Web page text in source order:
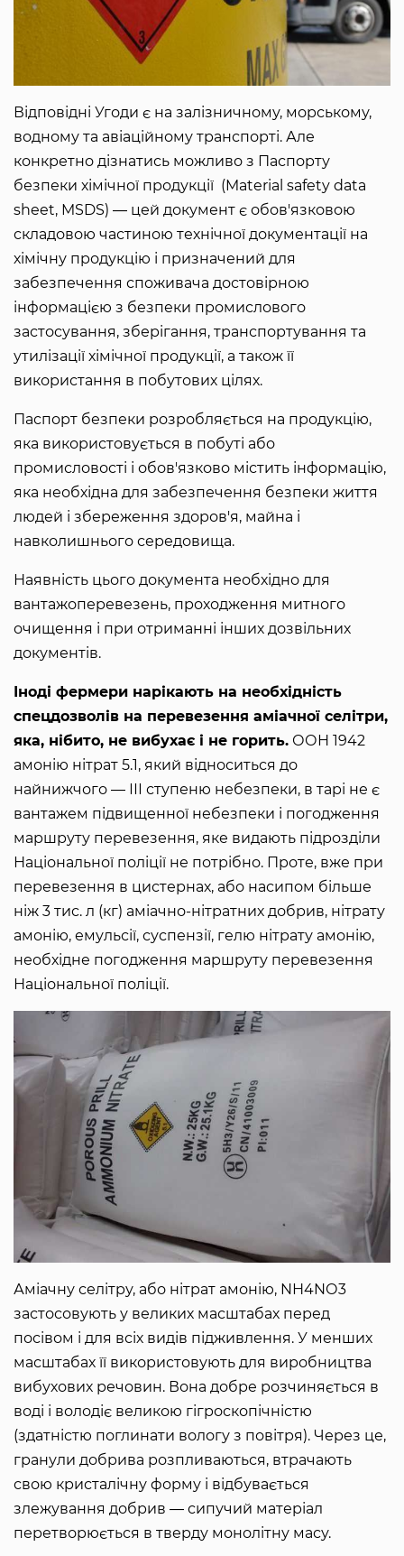
Відповідні Угоди є на залізничному, морському,
водному та авіаційному транспорті. Але
конкретно дізнатись можливо з Паспорту
безпеки хімічної продукції (Material safety data
sheet, MSDS) ― цей документ є обов'язковою
складовою частиною технічної документації на
хімічну продукцію і призначений для
забезпечення споживача достовірною
інформацією з безпеки промислового
застосування, зберігання, транспортування та
утилізації хімічної продукції, а також її
використання в побутових цілях.
Паспорт безпеки розробляється на продукцію,
яка використовується в побуті або
промисловості і обов'язково містить інформацію,
яка необхідна для забезпечення безпеки життя
людей і збереження здоров'я, майна і
навколишнього середовища.
Наявність цього документа необхідно для
вантажоперевезень, проходження митного
очищення і при отриманні інших дозвільних
документів.
Іноді фермери нарікають на необхідність
спецдозволів на перевезення аміачної селітри,
яка, нібито, не вибухає і не горить. ООН 1942
амонію нітрат 5.1, який відноситься до
найнижчого ― ІІІ ступеню небезпеки, в тарі не є
вантажем підвищенної небезпеки і погодження
маршруту перевезення, яке видають підрозділи
Національної поліції не потрібно. Проте, вже при
перевезення в цистернах, або насипом більше
ніж 3 тис. л (кг) аміачно-нітратних добрив, нітрату
амонію, емульсії, суспензії, гелю нітрату амонію,
необхідне погодження маршруту перевезення
Національної поліції.
Аміачну селітру, або нітрат амонію, NН4NО3
застосовують у великих масштабах перед
посівом і для всіх видів підживлення. У менших
масштабах її використовують для виробництва
вибухових речовин. Вона добре розчиняється в
воді і володіє великою гігроскопічністю
(здатністю поглинати вологу з повітря). Через це,
гранули добрива розпливаються, втрачають
свою кристалічну форму і відбувається
злежування добрив ― сипучий матеріал
перетворюється в тверду монолітну масу.